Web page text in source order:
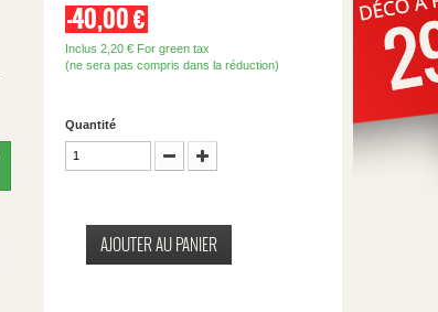
-40,00 €
Inclus 2,20 €For green tax
(ne sera pas compris dans la réduction)
Quantité
AJOUTER AU PANIER